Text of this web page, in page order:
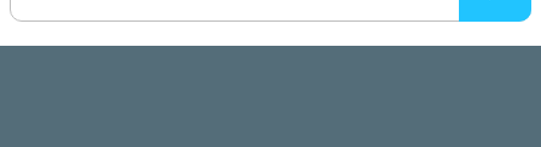
Ürün bilgilerinde hatalar bulunuyor.